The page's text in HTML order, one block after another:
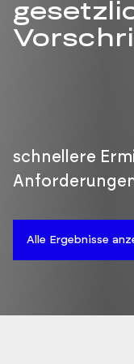
schnellere
Alle Ergebnisse